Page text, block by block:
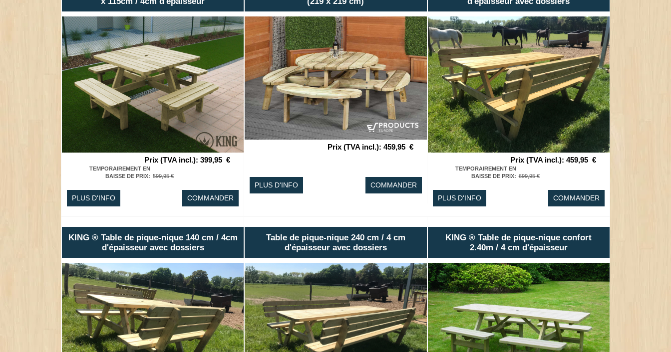
Prix (TVA incl.):399,95 €
TEMPORAIREMENT EN
BAISSE DE PRIX: 599,95 €
PLUS D'INFO COMMANDER
Prix (TVA incl.): 459,95 €
PLUS D'INFO COMMANDER
Prix (TVA incl.): 459,95 €
TEMPORAIREMENT EN
BAISSE DE PRIX: 699,95 €
PLUS D'INFO COMMANDER
KING ® Table de pique-nique 140 cm / 4cm
d'épaisseur avec dossiers
Table de pique-nique 240 cm / 4 cm
d'épaisseur avec dossiers
KING ® Table de pique-nique confort
2.40m / 4 cm d'épaisseur